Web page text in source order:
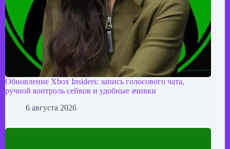
Обновление Xbox Insiders: запись голосового чата,
ручной контроль сейвов и удобные ачивки
6 августа 2026